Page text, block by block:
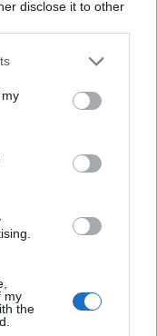
disclose it to other
or more Google
You may click to
third-party tags to
in below Google
my
the